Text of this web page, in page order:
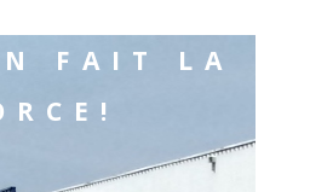
FAIT LA